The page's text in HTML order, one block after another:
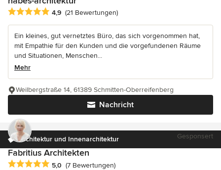
Durchschnittliche Bewertung: 4.9 von 5 Sternen
4,9 (21 Bewertungen)
Ein kleines, gut vernetztes Büro, das sich vorgenommen hat,
mit Empathie für den Kunden und die vorgefundenen Räume
und Situationen, Menschen...
Mehr
Nachricht
Weilbergstraße 14, 61389 Schmitten-Oberreifenberg
Architektur und Innenarchitektur Gesponsert
Fabritius Architekten
Durchschnittliche Bewertung: 5 von 5 Sternen
5,0 (7 Bewertungen)